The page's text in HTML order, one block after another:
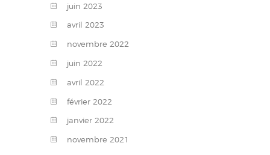
juin 2023
avril 2023
novembre 2022
juin 2022
avril 2022
février 2022
janvier 2022
novembre 2021